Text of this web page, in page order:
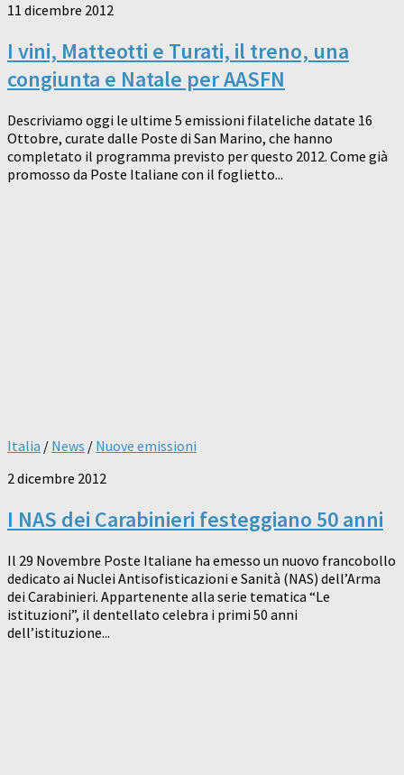
11 dicembre 2012
I vini, Matteotti e Turati, il treno, una
congiunta e Natale per AASFN
Descriviamo oggi le ultime 5 emissioni filateliche datate 16
Ottobre, curate dalle Poste di San Marino, che hanno
completato il programma previsto per questo 2012. Come già
promosso da Poste Italiane con il foglietto...
Italia / News / Nuove emissioni
2 dicembre 2012
I NAS dei Carabinieri festeggiano 50 anni
Il 29 Novembre Poste Italiane ha emesso un nuovo francobollo
dedicato ai Nuclei Antisofisticazioni e Sanità (NAS) dell’Arma
dei Carabinieri. Appartenente alla serie tematica “Le
istituzioni”, il dentellato celebra i primi 50 anni
dell’istituzione...